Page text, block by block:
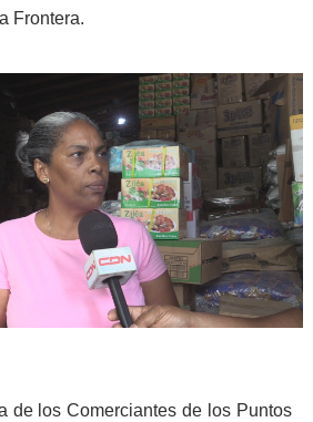
Frontera.
de los Comerciantes de los Puntos